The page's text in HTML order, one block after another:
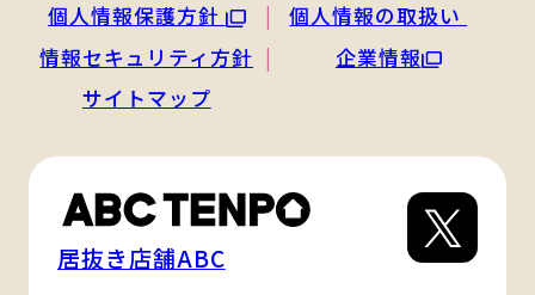
個人情報保護方針
個人情報の取扱い
情報セキュリティ方針
企業情報
サイトマップ
居抜き店舗ABC